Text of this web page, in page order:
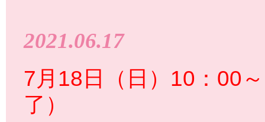
2021.06.17
7月18日（日）10：00
了）